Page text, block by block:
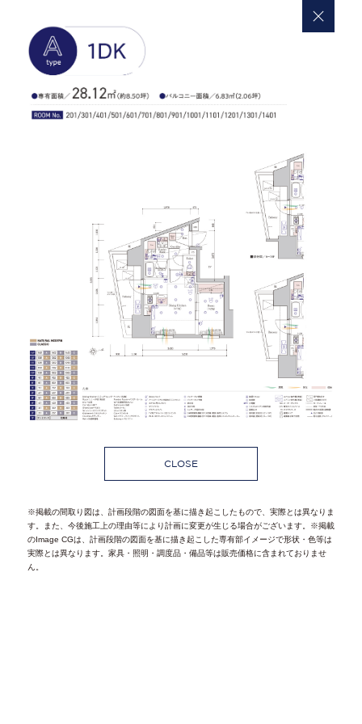
CLOSE
※掲載の間取り図は、計画段階の図面を基に描き起こしたもので、実際とは異なりま
す。また、今後施工上の理由等により計画に変更が生じる場合がございます。※掲載
のImage CGは、計画段階の図面を基に描き起こした専有部イメージで形状・色等は
実際とは異なります。家具・照明・調度品・備品等は販売価格に含まれておりませ
ん。